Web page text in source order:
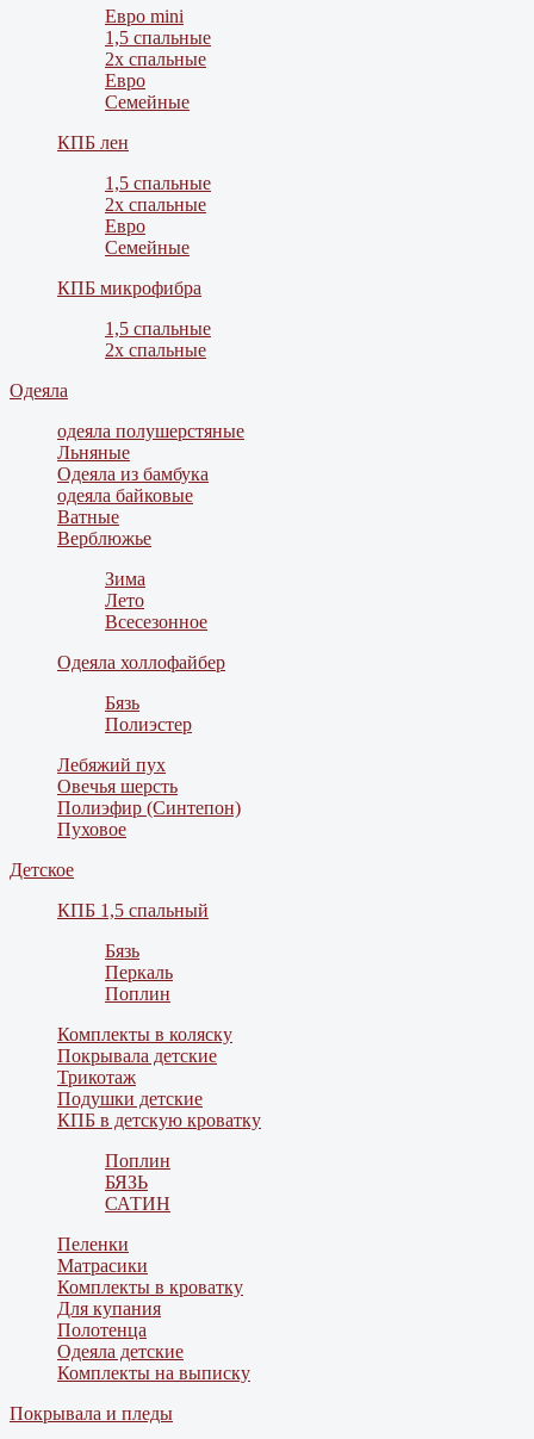
Евро mini
1,5 спальные
2х спальные
Евро
Семейные
КПБ лен
1,5 спальные
2х спальные
Евро
Семейные
КПБ микрофибра
1,5 спальные
2х спальные
Одеяла
одеяла полушерстяные
Льняные
Одеяла из бамбука
одеяла байковые
Ватные
Верблюжье
Зима
Лето
Всесезонное
Одеяла холлофайбер
Бязь
Полиэстер
Лебяжий пух
Овечья шерсть
Полиэфир (Синтепон)
Пуховое
Детское
КПБ 1,5 спальный
Бязь
Перкаль
Поплин
Комплекты в коляску
Покрывала детские
Трикотаж
Подушки детские
КПБ в детскую кроватку
Поплин
БЯЗЬ
САТИН
Пеленки
Матрасики
Комплекты в кроватку
Для купания
Полотенца
Одеяла детские
Комплекты на выписку
Покрывала и пледы